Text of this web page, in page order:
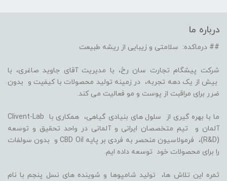
درباره ما
## درماکده: سلامتی و زیبایی از ریشه طبیعت
شرکت پیشگام تجارت سان رخ، با مدیریت آقای جاوید صاغری، با
بیش از یک دهه تجربه، در زمینه تولید محصولات با کیفیت و بدون
ضرر برای مراقبت از پوست و مو فعالیت می کند.
ما با بهره گیری از سلول های بنیادی گیاهی، همکاری با Clivent-Lab
آلمان و تیم متخصصان ایرانی و آلمانی در واحد تحقیق و توسعه
(R&D)، فرمولاسیون منحصر به فردی بر پایه CBD Oil و بدون سولفات
را برای محصولات خود توسعه داده ایم.
ثمره این تلاش ها، تولید شامپوها و شوینده های نسل پنجم با نام